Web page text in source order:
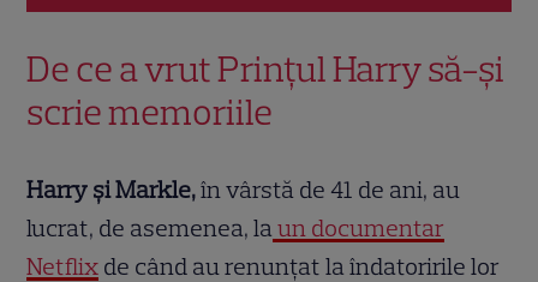
De ce a vrut Prințul Harry să-și
scrie memoriile
Harry și Markle,în vârstă de 41 de ani, au
lucrat, de asemenea, laun documentar
Netflix de când au renunțat la îndatoririle lor